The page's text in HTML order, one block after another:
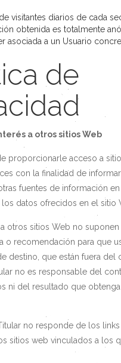
visitantes diarios de cada
obtenida es totalmente
asociada a un Usuario
de
a otros sitios Web
proporcionarle acceso a
con la finalidad de
fuentes de información
datos ofrecidos en el sitio
otros sitios Web no
o recomendación para que
destino, que están fuera del
no es responsable del
ni del resultado que
no responde de los
sitios web vinculados a los